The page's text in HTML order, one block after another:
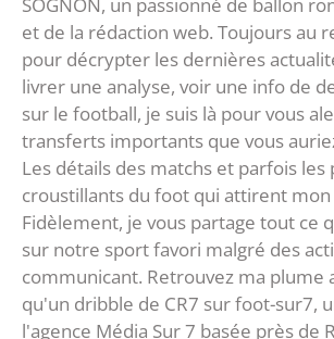
et de la rédaction web. Toujours au
pour décrypter les dernières
livrer une analyse, voir une info de
sur le football, je suis là pour vous
transferts importants que vous
Les détails des matchs et parfois
croustillants du foot qui attirent
Fidèlement, je vous partage tout ce
sur notre sport favori malgré des
communicant. Retrouvez ma plume
qu'un dribble de CR7 sur foot-sur7,
l'agence Média Sur 7 basée près de